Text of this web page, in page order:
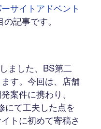
サイトアドベント
記事です。
ました、BS第二
す。今回は、店舗
案件に携わり、
にて工夫した点を
トに初めて寄稿さ